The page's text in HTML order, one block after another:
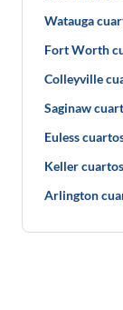
Watauga
Fort Worth
Colleyville
Saginaw
Euless
Keller
Arlington